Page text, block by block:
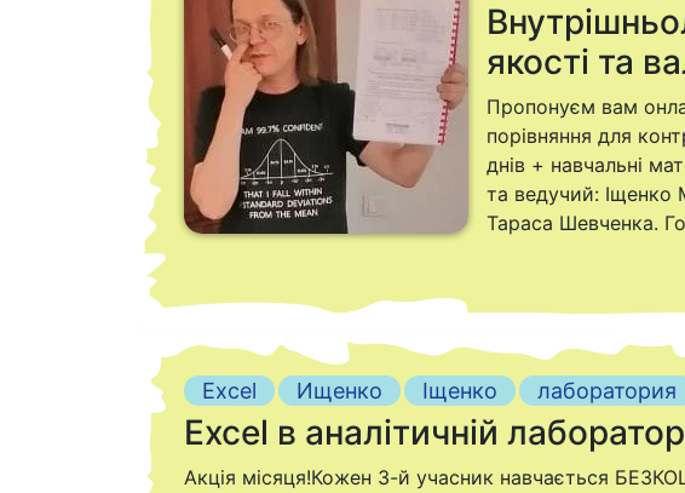
якості та
Пропонуєм вам
порівняння для
днів + навчальні
та ведучий: Іщенко
Тараса Шевченка.
Excel Ищенко Іщенко лаборатория
Excel в аналітичній
Акція місяця!Кожен 3-й учасник навчається